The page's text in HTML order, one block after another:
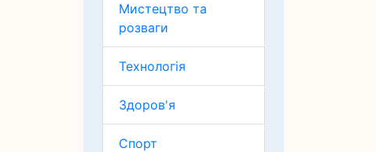
Мистецтво та
розваги
Технологія
Здоров'я
Спорт